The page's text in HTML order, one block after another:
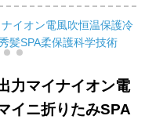
用
ド
事/
レイオ冷たい热风静
音家庭用ドラヤ-2400
力マイナイオン電
イニ折りたみSPA